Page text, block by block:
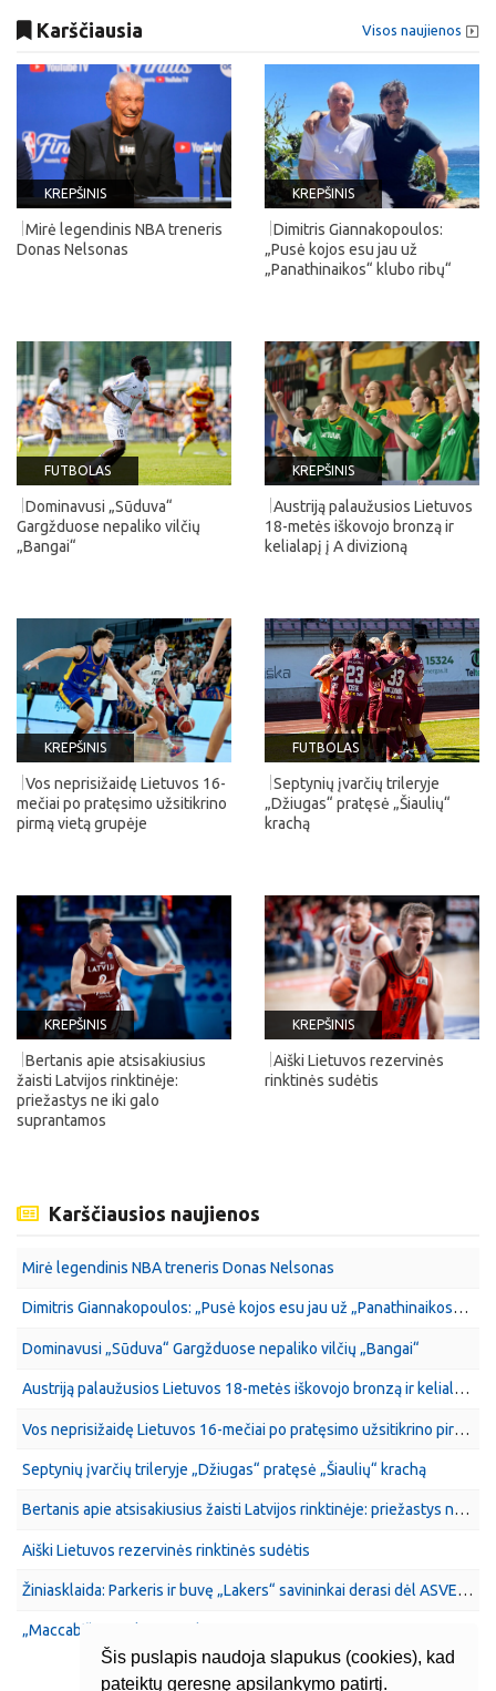
Šis puslapis naudoja slapukus (cookies), kad
pateiktų geresnę apsilankymo patirtį.
Karščiausia Visos naujienos
KREPŠINIS
Mirė legendinis NBA treneris
Donas Nelsonas
KREPŠINIS
Dimitris Giannakopoulos:
„Pusė kojos esu jau už
„Panathinaikos“ klubo ribų“
FUTBOLAS
Dominavusi „Sūduva“
Gargžduose nepaliko vilčių
„Bangai“
KREPŠINIS
Austriją palaužusios Lietuvos
18-metės iškovojo bronzą ir
kelialapį į A divizioną
KREPŠINIS
Vos neprisižaidę Lietuvos 16-
mečiai po pratęsimo užsitikrino
pirmą vietą grupėje
FUTBOLAS
Septynių įvarčių trileryje
„Džiugas“ pratęsė „Šiaulių“
krachą
KREPŠINIS
Bertanis apie atsisakiusius
žaisti Latvijos rinktinėje:
priežastys ne iki galo
suprantamos
KREPŠINIS
Aiški Lietuvos rezervinės
rinktinės sudėtis
Karščiausios naujienos
Mirė legendinis NBA treneris Donas Nelsonas
Dimitris Giannakopoulos: „Pusė kojos esu jau už „Panathinaikos“ klubo ribų“
Dominavusi „Sūduva“ Gargžduose nepaliko vilčių „Bangai“
Austriją palaužusios Lietuvos 18-metės iškovojo bronzą ir kelialapį į A divizioną
Vos neprisižaidę Lietuvos 16-mečiai po pratęsimo užsitikrino pirmą vietą grupėje
Septynių įvarčių trileryje „Džiugas“ pratęsė „Šiaulių“ krachą
Bertanis apie atsisakiusius žaisti Latvijos rinktinėje: priežastys ne iki galo suprantamos
Aiški Lietuvos rezervinės rinktinės sudėtis
Žiniasklaida: Parkeris ir buvę „Lakers“ savininkai derasi dėl ASVEL pardavimo
„Maccabi“ prisiviliojo įžaidėją iš NBA